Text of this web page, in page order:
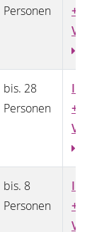
Personen
+
Video
bis. 28
Personen
Infos
+
Video
bis. 8
Personen
Infos
+
Video